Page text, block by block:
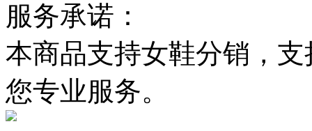
服务承诺：
本商品支持女鞋分销，
您专业服务。